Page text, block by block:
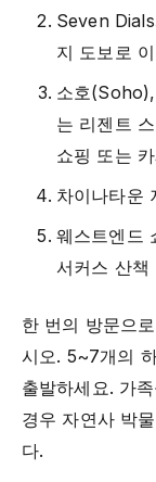
Seven
지 도보로
소호
는 리젠트
쇼핑 또는
차이나타운
웨스트엔드
서커스 산책
한 번의 방문으
시오. 5~7개의
출발하세요. 가
경우 자연사 박
다.